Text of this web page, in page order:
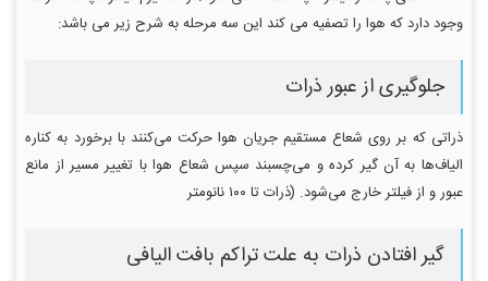
وجود دارد که هوا را تصفیه می کند این سه مرحله به شرح زیر می باشد:
جلوگیری از عبور ذرات
ذراتی که بر روی شعاع مستقیم جریان هوا حرکت می‌کنند با برخورد به کناره
الیاف‌ها به آن گیر کرده و می‌چسبند سپس شعاع هوا با تغییر مسیر از مانع
عبور و از فیلتر خارج می‌شود. (ذرات تا ۱۰۰ نانومتر
گیر افتادن ذرات به علت تراکم بافت الیافی